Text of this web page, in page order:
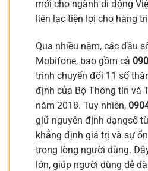
mới cho ngành di động
liên lạc tiện lợi cho hàng
Qua nhiều năm, các đầu
Mobifone, bao gồm cả
trình chuyển đổi 11 số
định của Bộ Thông tin và
năm 2018. Tuy nhiên,
giữ nguyên định dạngsố
khẳng định giá trị và sự
trong lòng người dùng.
lớn, giúp người dùng dễ